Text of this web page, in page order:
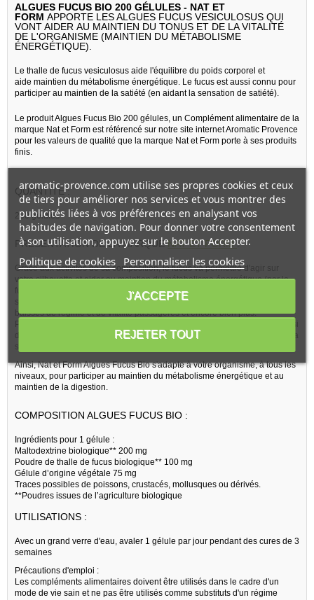
ALGUES FUCUS BIO 200 GÉLULES - NAT ET
FORM APPORTE LES ALGUES FUCUS VESICULOSUS QUI
VONT AIDER AU MAINTIEN DU TONUS ET DE LA VITALITÉ
DE L'ORGANISME (MAINTIEN DU MÉTABOLISME
ÉNERGÉTIQUE).
Le thalle de fucus vesiculosus aide l'équilibre du poids corporel et
aide maintien du métabolisme énergétique. Le fucus est aussi connu pour
participer au maintien de la satiété (en aidant la sensation de satiété).
Le produit Algues Fucus Bio 200 gélules, un Complément alimentaire de la
marque Nat et Form est référencé sur notre site internet Aromatic Provence
pour les valeurs de qualité que la marque Nat et Form porte à ses produits
finis.
QUANTITE :
200 gélules
PRESENTATION DE LA MARQUENAT ET FORM:
Grace aux activités de sa composition, le fucus va permettre d'agir sur
votre silhouette et aider au maintien du métabolisme énergétique (par le
fucus (thalle)) en permettant d'aider le métabolisme et en apportant de la
satiété alimentaire, pour aider à contrecarrer les kilos superflus et les
baisses de régime et de vitalité passagères et encore bien plus.
Pour une action dans la durée, ce Complément alimentaire intervient aussi
dans la mise en place d'un régime alimentaire spécifique pour retrouver sa
Ainsi, Nat et Form Algues Fucus Bio s'adapte à votre organisme, à tous les
niveaux, pour participer au maintien du métabolisme énergétique et au
maintien de la digestion.
COMPOSITION ALGUES FUCUS BIO :
Ingrédients pour 1 gélule :
Maltodextrine biologique** 200 mg
Poudre de thalle de fucus biologique** 100 mg
Gélule d’origine végétale 75 mg
Traces possibles de poissons, crustacés, mollusques ou dérivés.
**Poudres issues de l’agriculture biologique
UTILISATIONS :
Avec un grand verre d'eau, avaler 1 gélule par jour pendant des cures de 3
semaines
Précautions d'emploi :
Les compléments alimentaires doivent être utilisés dans le cadre d'un
mode de vie sain et ne pas être utilisés comme substituts d'un régime
aromatic-provence.com utilise ses propres cookies et ceux
de tiers pour améliorer nos services et vous montrer des
publicités liées à vos préférences en analysant vos
habitudes de navigation. Pour donner votre consentement
à son utilisation, appuyez sur le bouton Accepter.
Politique de cookies Personnaliser les cookies
REJETER TOUT
J'ACCEPTE